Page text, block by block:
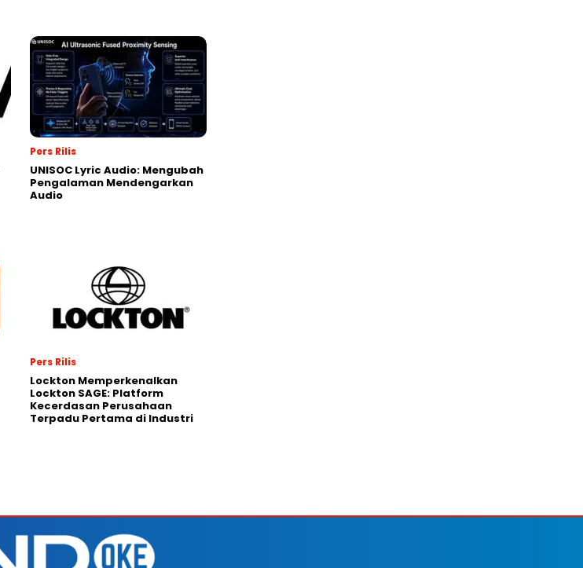
Pers Rilis
UNISOC Lyric Audio: Mengubah
Pengalaman Mendengarkan
Audio
Pers Rilis
Lockton Memperkenalkan
Lockton SAGE: Platform
Kecerdasan Perusahaan
Terpadu Pertama di Industri